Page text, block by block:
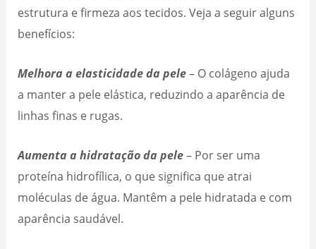
estrutura e firmeza aos tecidos. Veja a seguir alguns
benefícios:
Melhora a elasticidade da pele– O colágeno ajuda
a manter a pele elástica, reduzindo a aparência de
linhas finas e rugas.
Aumenta a hidratação da pele– Por ser uma
proteína hidrofílica, o que significa que atrai
moléculas de água. Mantêm a pele hidratada e com
aparência saudável.